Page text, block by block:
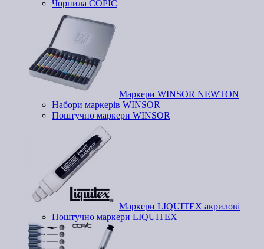
Чорнила COPIC
Маркери WINSOR NEWTON
Набори маркерів WINSOR
Поштучно маркери WINSOR
Маркери LIQUITEX акрилові
Поштучно маркери LIQUITEX